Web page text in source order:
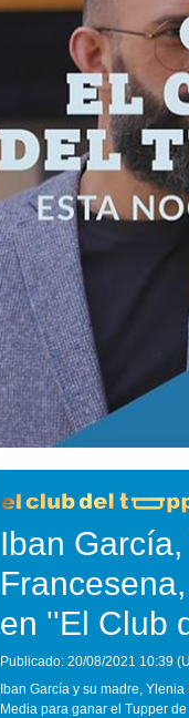
Iban
en ''El Club
Publicado: 20/08/2021 10:39
Iban García y su madre,
Media para ganar el Tupper